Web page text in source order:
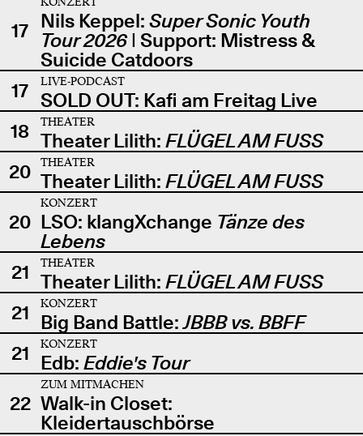
17 Nils Keppel: Super Sonic Youth
Tour 2026| Support: Mistress &
Suicide Catdoors
17
LIVE-PODCAST
SOLD OUT: Kafi am Freitag Live
18
THEATER
Theater Lilith: FLÜGEL AM FUSS
20
THEATER
Theater Lilith: FLÜGEL AM FUSS
20
KONZERT
LSO: klangXchange Tänze des
Lebens
21
THEATER
Theater Lilith: FLÜGEL AM FUSS
21
KONZERT
Big Band Battle:JBBB vs. BBFF
21
KONZERT
Edb: Eddie's Tour
22
ZUM MITMACHEN
Walk-in Closet:
Kleidertauschbörse